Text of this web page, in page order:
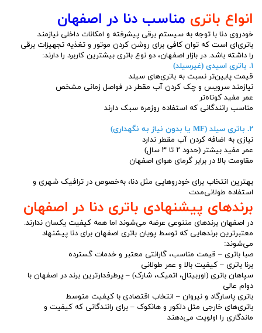
انواع باتری مناسب دنا در اصفهان
خودروی دنا با توجه به سیستم برقی پیشرفته و امکانات داخلی نیازمند
باتری‌ای است که توان کافی برای روشن کردن موتور و تغذیه تجهیزات برقی
را داشته باشد. در بازار اصفهان، دو نوع باتری بیشترین کاربرد را دارند:
۱. باتری اسیدی (غیرسیلد)
قیمت پایین‌تر نسبت به باتری‌های سیلد
نیازمند سرویس و چک کردن آب مقطر در فواصل زمانی مشخص
عمر مفید کوتاه‌تر
مناسب رانندگانی که استفاده روزمره سبک دارند
۲. باتری سیلد (MF یا بدون نیاز به نگهداری)
نیازی به اضافه کردن آب مقطر ندارد
عمر مفید بیشتر (حدود ۲ تا ۳ سال)
مقاومت بالا در برابر گرمای هوای اصفهان
بهترین انتخاب برای خودروهایی مثل دنا، به‌خصوص در ترافیک شهری و
استفاده طولانی‌مدت
برندهای پیشنهادی باتری دنا در اصفهان
در اصفهان برندهای متنوعی عرضه می‌شوند اما همه کیفیت یکسان ندارند.
معتبرترین برندهایی که توسط پویان باتری اصفهان برای دنا پیشنهاد
می‌شوند:
صبا باتری – قیمت مناسب، گارانتی معتبر و خدمات گسترده
برنا باتری – کیفیت بالا و عمر طولانی
سپاهان باتری (اوربیتال، اتمیک، شارک) – پرطرفدارترین برند در اصفهان با
دوام عالی
باتری پاسارگاد و نیروان – انتخاب اقتصادی با کیفیت متوسط
باتری‌های خارجی مثل دلکور و هانکوک – برای رانندگانی که کیفیت و
ماندگاری را اولویت می‌دهند